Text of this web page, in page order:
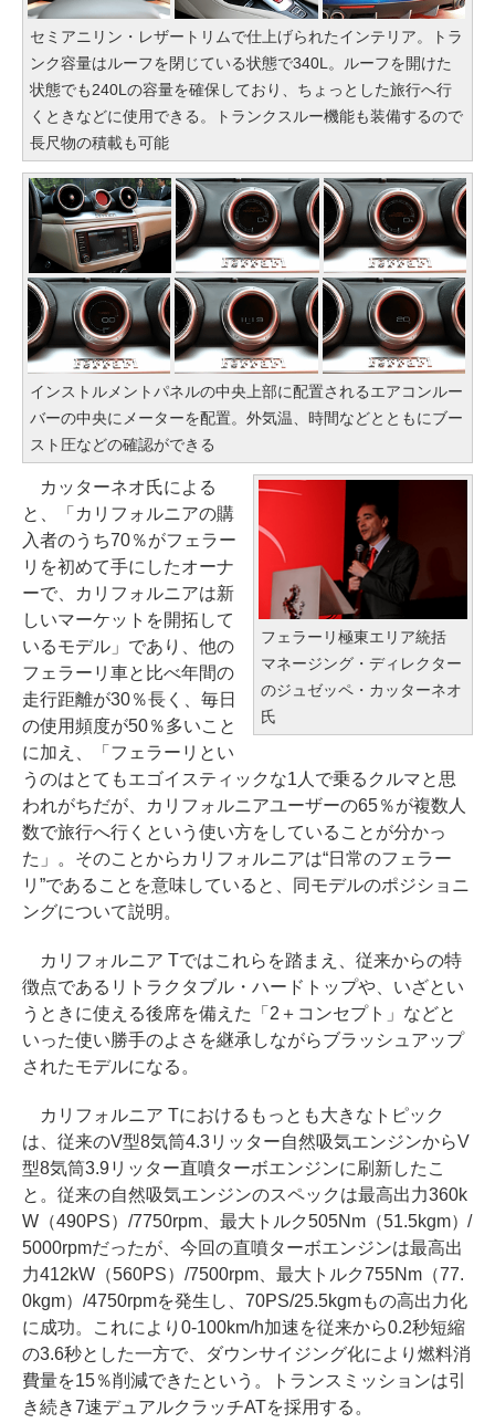
セミアニリン・レザートリムで仕上げられたインテリア。トラ
ンク容量はルーフを閉じている状態で340L。ルーフを開けた
状態でも240Lの容量を確保しており、ちょっとした旅行へ行
くときなどに使用できる。トランクスルー機能も装備するので
長尺物の積載も可能
インストルメントパネルの中央上部に配置されるエアコンルー
バーの中央にメーターを配置。外気温、時間などとともにブー
スト圧などの確認ができる
フェラーリ極東エリア統括
マネージング・ディレクター
のジュゼッペ・カッターネオ
氏
カッターネオ氏による
と、「カリフォルニアの購
入者のうち70％がフェラー
リを初めて手にしたオーナ
ーで、カリフォルニアは新
しいマーケットを開拓して
いるモデル」であり、他の
フェラーリ車と比べ年間の
走行距離が30％長く、毎日
の使用頻度が50％多いこと
に加え、「フェラーリとい
うのはとてもエゴイスティックな1人で乗るクルマと思
われがちだが、カリフォルニアユーザーの65％が複数人
数で旅行へ行くという使い方をしていることが分かっ
た」。そのことからカリフォルニアは“日常のフェラー
リ”であることを意味していると、同モデルのポジショニ
ングについて説明。
カリフォルニア Tではこれらを踏まえ、従来からの特
徴点であるリトラクタブル・ハードトップや、いざとい
うときに使える後席を備えた「2＋コンセプト」などと
いった使い勝手のよさを継承しながらブラッシュアップ
されたモデルになる。
カリフォルニア Tにおけるもっとも大きなトピック
は、従来のV型8気筒4.3リッター自然吸気エンジンからV
型8気筒3.9リッター直噴ターボエンジンに刷新したこ
と。従来の自然吸気エンジンのスペックは最高出力360k
W（490PS）/7750rpm、最大トルク505Nm（51.5kgm）/
5000rpmだったが、今回の直噴ターボエンジンは最高出
力412kW（560PS）/7500rpm、最大トルク755Nm（77.
0kgm）/4750rpmを発生し、70PS/25.5kgmもの高出力化
に成功。これにより0-100km/h加速を従来から0.2秒短縮
の3.6秒とした一方で、ダウンサイジング化により燃料消
費量を15％削減できたという。トランスミッションは引
き続き7速デュアルクラッチATを採用する。